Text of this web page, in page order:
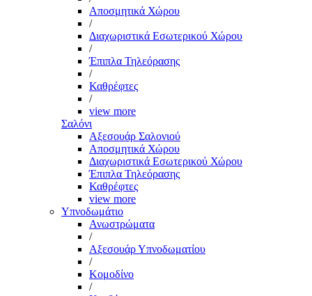
Αποσμητικά Χώρου
/
Διαχωριστικά Εσωτερικού Χώρου
/
Έπιπλα Τηλεόρασης
/
Καθρέφτες
/
view more
Σαλόνι
Αξεσουάρ Σαλονιού
Αποσμητικά Χώρου
Διαχωριστικά Εσωτερικού Χώρου
Έπιπλα Τηλεόρασης
Καθρέφτες
view more
Υπνοδωμάτιο
Ανωστρώματα
/
Αξεσουάρ Υπνοδωματίου
/
Κομοδίνο
/